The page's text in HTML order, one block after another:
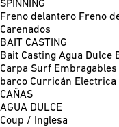
SPINNING
Freno delantero Freno
Carenados
BAIT CASTING
Bait Casting Agua Dulce
Carpa Surf Embragables
barco Curricán Electrica
CAÑAS
AGUA DULCE
Coup / Inglesa